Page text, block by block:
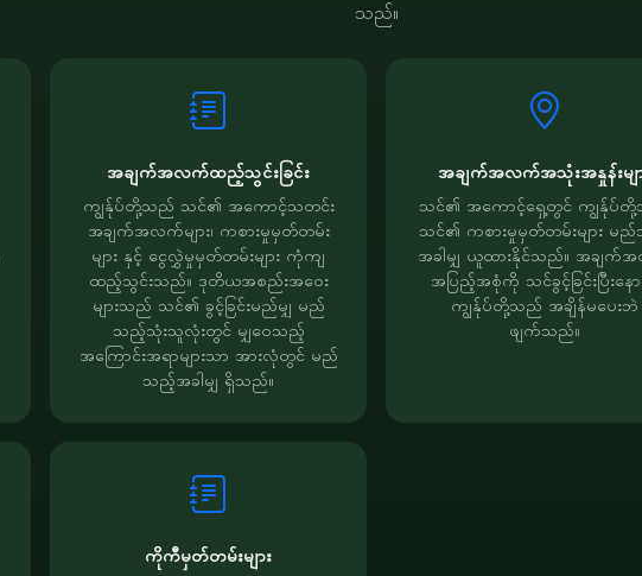
သည်။
အချက်အလက်ထည့်သွင်းခြင်း
ကျွန်ုပ်တို့သည် သင်၏ အကောင့်သတင်း
အချက်အလက်များ၊ ကစားမှုမှတ်တမ်း
များ နှင့် ငွေလွှဲမှုမှတ်တမ်းများ ကုံကျ
ထည့်သွင်းသည်။ ဒုတိယအစည်းအဝေး
များသည် သင်၏ ခွင့်ခြင်းမည်မျှ မည်
သည့်သုံးသူလုံးတွင် မျှဝေသည့်
အကြောင်းအရာများသာ အားလုံတွင် မည်
သည့်အခါမျှ ရှိသည်။
အချက်အလက်အသုံးအနှုန်းမျ
သင်၏ အကောင့်ရှေ့တွင် ကျွန်ုပ်
သင်၏ ကစားမှုမှတ်တမ်းများ မ
အခါမျှ ယူထားနိုင်သည်။ အချက်
အပြည့်အစုံကို သင်ခွင့်ခြင်းပြီးနေ
ကျွန်ုပ်တို့သည် အချိန်မပေးဘဲ
ဖျက်သည်။
ကိုကီမှတ်တမ်းများ